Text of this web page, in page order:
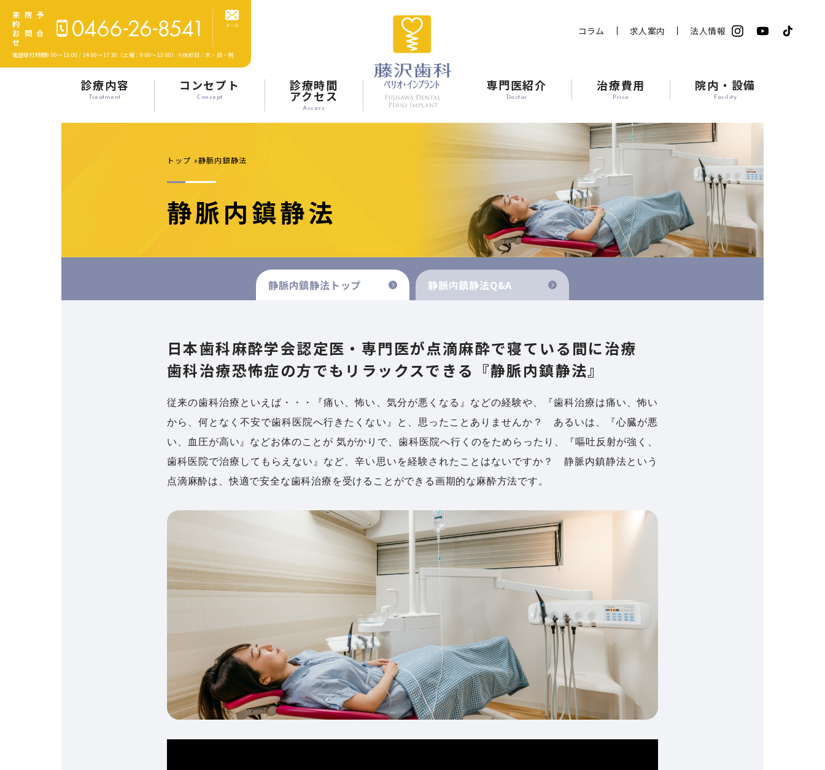
診療内容
Treatment
コンセプト
Concept
診療時間
アクセス
Access
専門医紹介
Doctor
治療費用
Price
院内・設備
Facility
コラム 求人案内 法人情報
来院予
約
お問合
せ
電話受付時間9:00～13:00 / 14:00～17:30 （土曜：9:00～13:00） ※休診日：木・日・祝
トップ 静脈内鎮静法
静脈内鎮静法
静脈内鎮静法 トップ 静脈内鎮静法Q&A
日本歯科麻酔学会認定医・専門医が点滴麻酔で寝ている間に治療
歯科治療恐怖症の方でもリラックスできる『静脈内鎮静法』
従来の歯科治療といえば・・・『痛い、怖い、気分が悪くなる』などの経験や、『歯科治療は痛い、怖い
から、何となく不安で歯科医院へ行きたくない』と、思ったことありませんか？ あるいは、『心臓が悪
い、血圧が高い』などお体のことが 気がかりで、歯科医院へ行くのをためらったり、『嘔吐反射が強く、
歯科医院で治療してもらえない』など、辛い思いを経験されたことはないですか？ 静脈内鎮静法という
点滴麻酔は、快適で安全な歯科治療を受けることができる画期的な麻酔方法です。